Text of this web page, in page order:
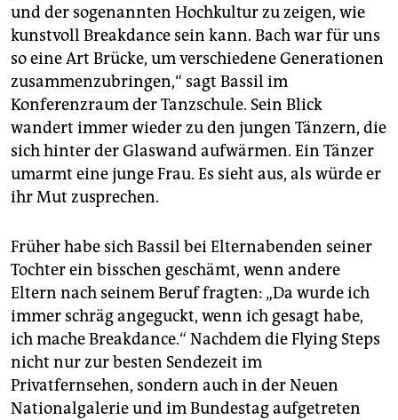
und der sogenannten Hochkultur zu zeigen, wie
kunstvoll Breakdance sein kann. Bach war für uns
so eine Art Brücke, um verschiedene Generationen
zusammenzubringen,“ sagt Bassil im
Konferenzraum der Tanzschule. Sein Blick
wandert immer wieder zu den jungen Tänzern, die
sich hinter der Glaswand aufwärmen. Ein Tänzer
umarmt eine junge Frau. Es sieht aus, als würde er
ihr Mut zusprechen.
Früher habe sich Bassil bei Elternabenden seiner
Tochter ein bisschen geschämt, wenn andere
Eltern nach seinem Beruf fragten: „Da wurde ich
immer schräg angeguckt, wenn ich gesagt habe,
ich mache Breakdance.“ Nachdem die Flying Steps
nicht nur zur besten Sendezeit im
Privatfernsehen, sondern auch in der Neuen
Nationalgalerie und im Bundestag aufgetreten